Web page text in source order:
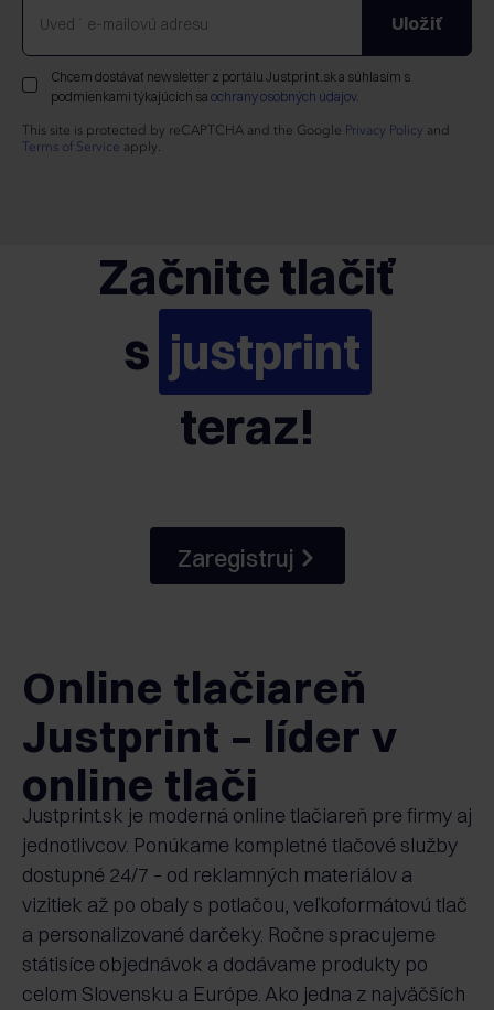
Uložiť
Chcem dostávať newsletter z portálu Justprint.sk a súhlasím s
podmienkami týkajúcich sa ochrany osobných údajov.
This site is protected by reCAPTCHA and the Google Privacy Policy and
Terms of Service apply.
Začnite tlačiť
s justprint
teraz!
Zaregistruj
Online tlačiareň
Justprint – líder v
online tlači
Justprint.sk je moderná online tlačiareň pre firmy aj
jednotlivcov. Ponúkame kompletné tlačové služby
dostupné 24/7 – od reklamných materiálov a
vizitiek až po obaly s potlačou, veľkoformátovú tlač
a personalizované darčeky. Ročne spracujeme
státisíce objednávok a dodávame produkty po
celom Slovensku a Európe. Ako jedna z najväčších